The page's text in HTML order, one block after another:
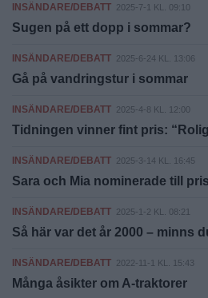
INSÄNDARE/DEBATT 2025-7-1 KL. 09:10
Sugen på ett dopp i sommar?
INSÄNDARE/DEBATT 2025-6-24 KL. 13:06
Gå på vandringstur i sommar
INSÄNDARE/DEBATT 2025-4-8 KL. 12:00
Tidningen vinner fint pris:
INSÄNDARE/DEBATT 2025-3-14 KL. 16:45
Sara och Mia nominerade till
INSÄNDARE/DEBATT 2025-1-2 KL. 08:21
Så här var det år 2000 – minns
INSÄNDARE/DEBATT 2022-11-1 KL. 15:43
Många åsikter om A-traktorer